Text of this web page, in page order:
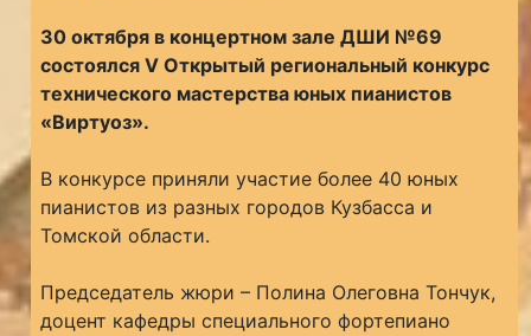
30 октября в концертном зале ДШИ №69
состоялся V Открытый региональный конкурс
технического мастерства юных пианистов
«Виртуоз».
В конкурсе приняли участие более 40 юных
пианистов из разных городов Кузбасса и
Томской области.
Председатель жюри – Полина Олеговна Тончук,
доцент кафедры специального фортепиано